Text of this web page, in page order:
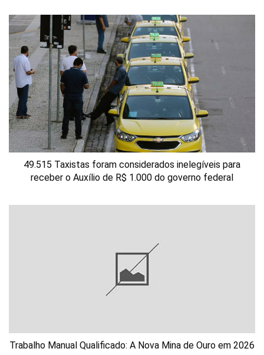
49.515 Taxistas foram considerados inelegíveis para
receber o Auxílio de R$ 1.000 do governo federal
Trabalho Manual Qualificado: A Nova Mina de Ouro em 2026